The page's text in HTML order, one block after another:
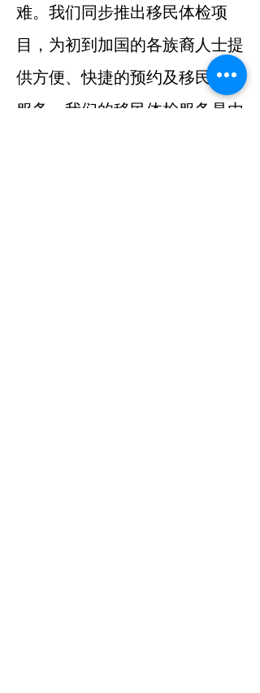
难。我们同步推出移民体检项
目，为初到加国的各族裔人士提
供方便、快捷的预约及移民体检
服务。我们的移民体检服务是由